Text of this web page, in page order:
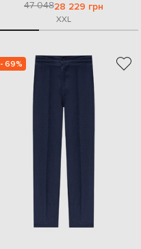
47 04828 229 грн
XXL
- 69%